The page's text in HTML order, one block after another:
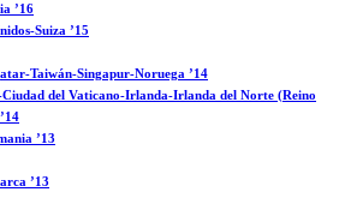
’16
Suiza ’15
Taiwán-Singapur-Noruega ’14
del Vaticano-Irlanda-Irlanda del Norte (Reino
’13
’13